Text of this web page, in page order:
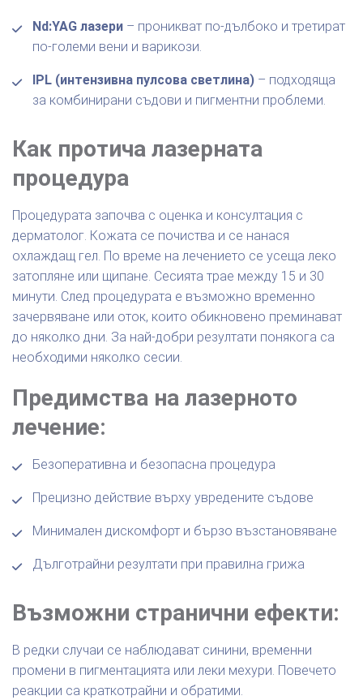
Nd:YAG лазери – проникват по-дълбоко и третират
по-големи вени и варикози.
IPL (интензивна пулсова светлина) – подходяща
за комбинирани съдови и пигментни проблеми.
Как протича лазерната
процедура
Процедурата започва с оценка и консултация с
дерматолог. Кожата се почиства и се нанася
охлаждащ гел. По време на лечението се усеща леко
затопляне или щипане. Сесията трае между 15 и 30
минути. След процедурата е възможно временно
зачервяване или оток, които обикновено преминават
до няколко дни. За най-добри резултати понякога са
необходими няколко сесии.
Предимства на лазерното
лечение:
Безоперативна и безопасна процедура
Прецизно действие върху увредените съдове
Минимален дискомфорт и бързо възстановяване
Дълготрайни резултати при правилна грижа
Възможни странични ефекти:
В редки случаи се наблюдават синини, временни
промени в пигментацията или леки мехури. Повечето
реакции са краткотрайни и обратими.